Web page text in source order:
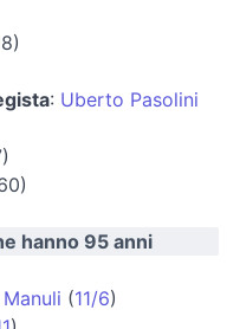
: Uberto Pasolini
hanno 95 anni
(11/6)